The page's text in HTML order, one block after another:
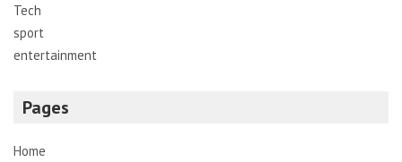
Tech
sport
entertainment
Pages
Home